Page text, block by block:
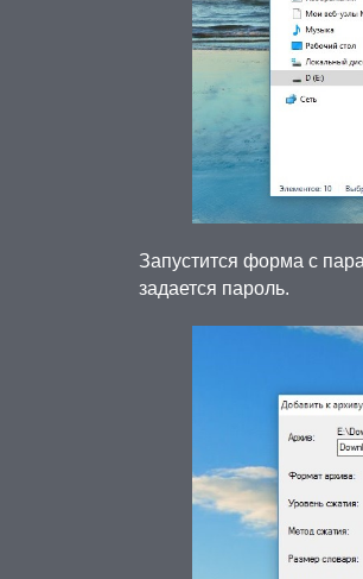
Запустится форма с
задается пароль.